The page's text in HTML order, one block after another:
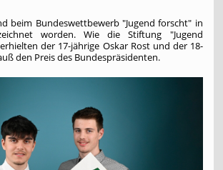
beim Bundeswettbewerb "Jugend forscht" in
worden. Wie die Stiftung "Jugend
der 17-jährige Oskar Rost und der 18-
den Preis des Bundespräsidenten.